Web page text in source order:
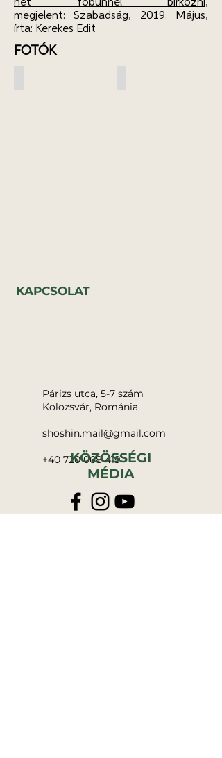
hét főbűnnel birkózni,
megjelent: Szabadság, 2019. Május,
írta: Kerekes Edit
FOTÓK
KAPCSOLAT
Párizs utca, 5-7 szám
Kolozsvár, Románia
shoshin.mail@gmail.com
+40 720 068 419
KÖZÖSSÉGI
MÉDIA